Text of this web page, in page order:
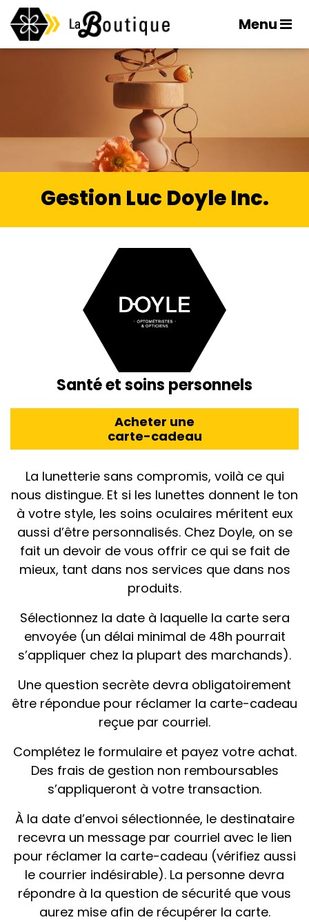
Menu
Gestion Luc Doyle Inc.
Santé et soins personnels
Acheter une
carte-cadeau
La lunetterie sans compromis, voilà ce qui
nous distingue. Et si les lunettes donnent le ton
à votre style, les soins oculaires méritent eux
aussi d’être personnalisés. Chez Doyle, on se
fait un devoir de vous offrir ce qui se fait de
mieux, tant dans nos services que dans nos
produits.
Sélectionnez la date à laquelle la carte sera
envoyée (un délai minimal de 48h pourrait
s’appliquer chez la plupart des marchands).
Une question secrète devra obligatoirement
être répondue pour réclamer la carte-cadeau
reçue par courriel.
Complétez le formulaire et payez votre achat.
Des frais de gestion non remboursables
s’appliqueront à votre transaction.
À la date d’envoi sélectionnée, le destinataire
recevra un message par courriel avec le lien
pour réclamer la carte-cadeau (vérifiez aussi
le courrier indésirable). La personne devra
répondre à la question de sécurité que vous
aurez mise afin de récupérer la carte.